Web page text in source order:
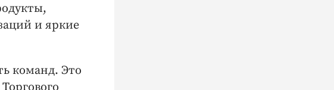
и яркие
команд. Это